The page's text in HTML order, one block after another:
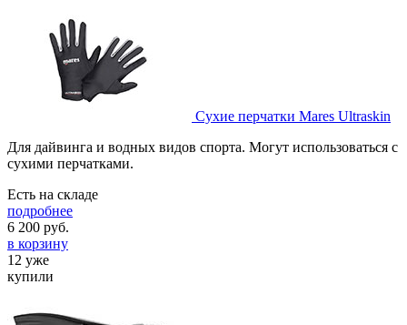
Сухие перчатки Mares Ultraskin
Для дайвинга и водных видов спорта. Могут использоваться с
сухими перчатками.
Есть на складе
подробнее
6 200 руб.
в корзину
12 уже
купили